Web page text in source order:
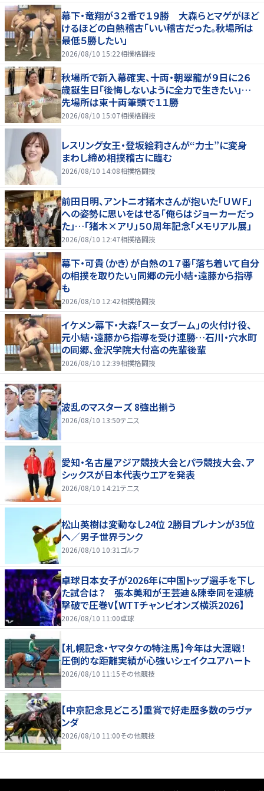
幕下・竜翔が３２番で１９勝 大森らとマゲがほど
けるほどの白熱稽古「いい稽古だった。秋場所は
最低５勝したい」
2026/08/10 15:22相撲格闘技
秋場所で新入幕確実、十両・朝翠龍が９日に２６
歳誕生日「後悔しないように全力で生きたい」…
先場所は東十両筆頭で１１勝
2026/08/10 15:07相撲格闘技
レスリング女王・登坂絵莉さんが“力士”に変身
まわし締め相撲稽古に臨む
2026/08/10 14:08相撲格闘技
前田日明、アントニオ猪木さんが抱いた「ＵＷＦ」
への姿勢に思いをはせる「俺らはジョーカーだっ
た」…「猪木×アリ」５０周年記念「メモリアル展」
2026/08/10 12:47相撲格闘技
幕下・可貴（かき）が白熱の１７番「落ち着いて自分
の相撲を取りたい」同郷の元小結・遠藤から指導
も
2026/08/10 12:42相撲格闘技
イケメン幕下・大森「スー女ブーム」の火付け役、
元小結・遠藤から指導を受け連勝…石川・穴水町
の同郷、金沢学院大付高の先輩後輩
2026/08/10 12:39相撲格闘技
波乱のマスターズ 8強出揃う
2026/08/10 13:50テニス
愛知・名古屋アジア競技大会とパラ競技大会、ア
シックスが日本代表ウエアを発表
2026/08/10 14:21テニス
松山英樹は変動なし24位 2勝目ブレナンが35位
へ／男子世界ランク
2026/08/10 10:31 ゴルフ
卓球日本女子が2026年に中国トップ選手を下し
た試合は？ 張本美和が王芸迪＆陳幸同を連続
撃破で圧巻V【WTTチャンピオンズ横浜2026】
2026/08/10 11:00卓球
【札幌記念・ヤマタケの特注馬】今年は大混戦！
圧倒的な距離実績が心強いシェイクユアハート
2026/08/10 11:15その他競技
【中京記念見どころ】重賞で好走歴多数のラヴァ
ンダ
2026/08/10 11:00その他競技